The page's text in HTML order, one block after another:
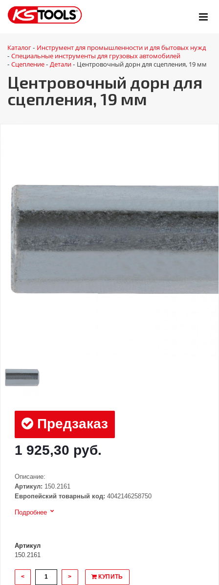
Каталог - Инструмент для промышленности и для бытовых нужд
- Специальные инструменты для грузовых автомобилей
- Сцепление - Детали - Центровочный дорн для сцепления, 19 мм
Центровочный дорн для
сцепления, 19 мм
Предзаказ
1 925,30 руб.
Описание:
Артикул: 150.2161
Европейский товарный код: 4042146258750
Подробнее
Артикул
150.2161
< > КУПИТЬ